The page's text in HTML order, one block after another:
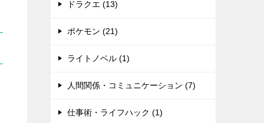
ドラクエ (13)
ポケモン (21)
ライトノベル (1)
人間関係・コミュニケーション (7)
仕事術・ライフハック (1)